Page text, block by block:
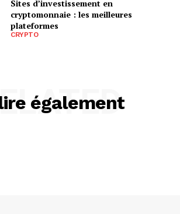
Sites d’investissement en
cryptomonnaie : les meilleures
plateformes
CRYPTO
également